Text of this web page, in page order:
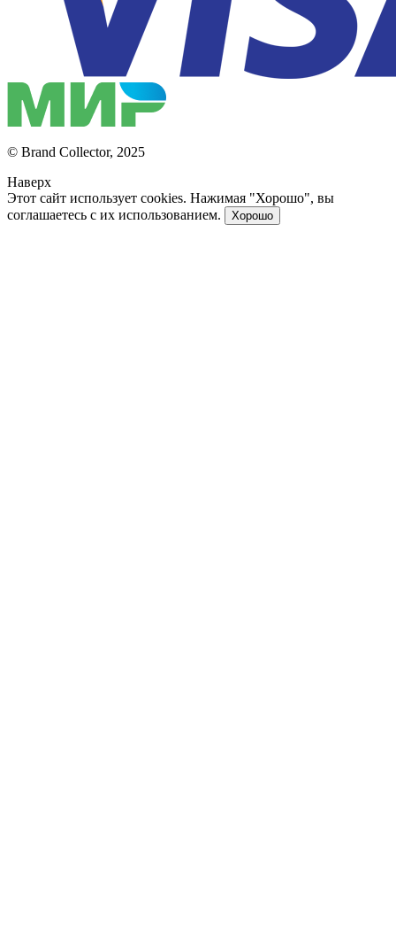
© Brand Collector, 2025
Наверх
Этот сайт использует cookies. Нажимая "Хорошо", вы
соглашаетесь с их использованием.
Хорошо